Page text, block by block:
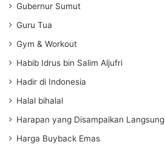
Gubernur Sumut
Guru Tua
Gym & Workout
Habib Idrus bin Salim Aljufri
Hadir di Indonesia
Halal bihalal
Harapan yang Disampaikan Langsung
Harga Buyback Emas